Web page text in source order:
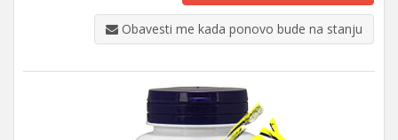
Obavesti me kada ponovo bude na stanju